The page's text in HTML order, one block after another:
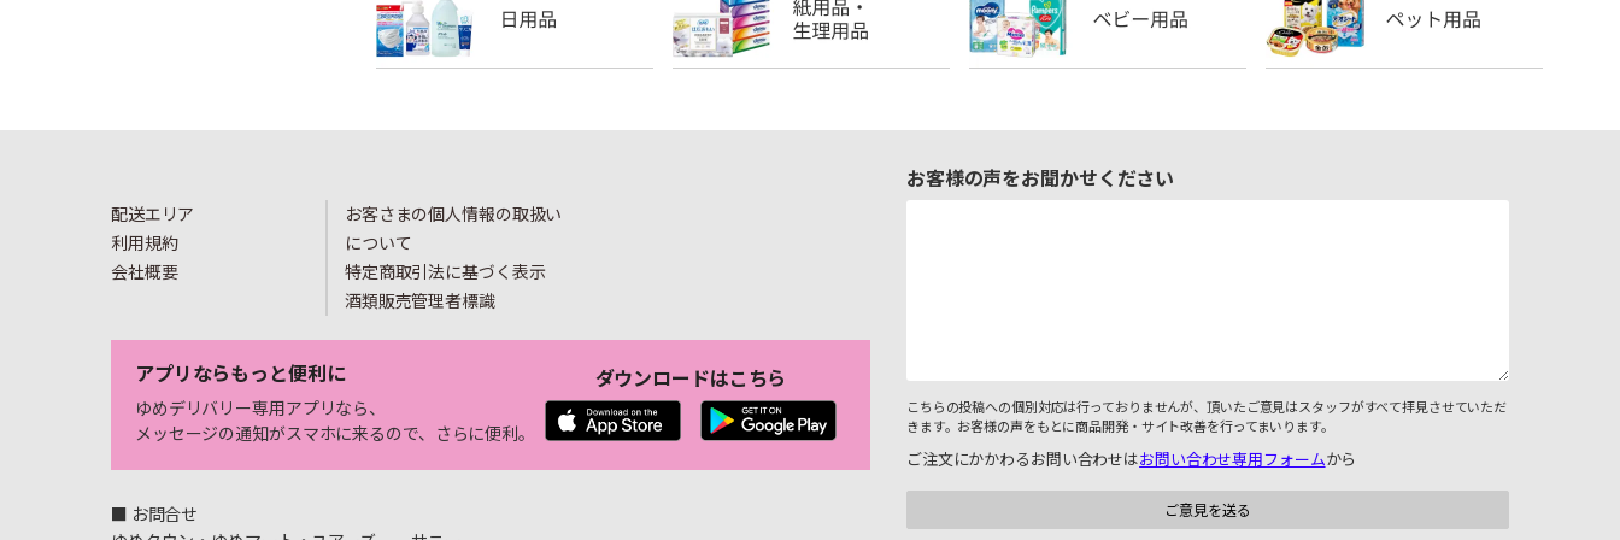
配送エリア
利用規約
会社概要
お客さまの個人情報の取扱い
について
特定商取引法に基づく表示
酒類販売管理者標識
アプリならもっと便利に
ゆめデリバリー専用アプリなら、
メッセージの通知がスマホに来るので、さらに便利。
ダウンロードはこちら
■ お問合せ
お客様の声をお聞かせください
こちらの投稿への個別対応は行っておりませんが、頂いたご意見はスタッフがすべて拝見させていただ
きます。お客様の声をもとに商品開発・サイト改善を行ってまいります。
ご注文にかかわるお問い合わせはお問い合わせ専用フォームから